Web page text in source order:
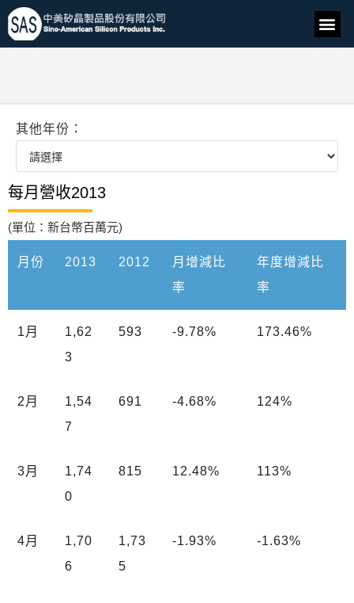
其他年份：
每月營收2013
(單位：新台幣百萬元)
月份 2013 2012
月增減比
率
年度增減比
率
1月
1,62
3
593 -9.78% 173.46%
2月
1,54
7
691 -4.68% 124%
3月
1,74
0
815 12.48% 113%
4月
1,70
6
1,73
5
-1.93% -1.63%